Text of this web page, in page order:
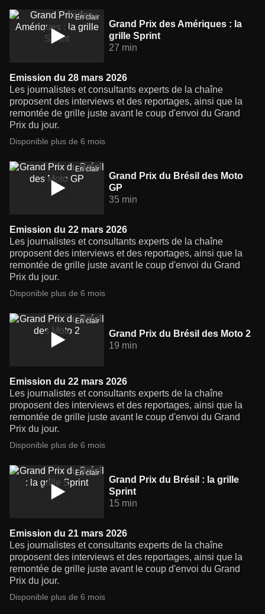
En clair
Grand Prix des Amériques : la
grille Sprint
27 min
Emission du 28 mars 2026
Les journalistes et consultants experts de la chaîne
proposent des interviews et des reportages, ainsi que la
remontée de grille juste avant le coup d'envoi du Grand
Prix du jour.
Disponible plus de 6 mois
En clair
Grand Prix du Brésil des Moto
GP
35 min
Emission du 22 mars 2026
Les journalistes et consultants experts de la chaîne
proposent des interviews et des reportages, ainsi que la
remontée de grille juste avant le coup d'envoi du Grand
Prix du jour.
Disponible plus de 6 mois
En clair
Grand Prix du Brésil des Moto 2
19 min
Emission du 22 mars 2026
Les journalistes et consultants experts de la chaîne
proposent des interviews et des reportages, ainsi que la
remontée de grille juste avant le coup d'envoi du Grand
Prix du jour.
Disponible plus de 6 mois
En clair
Grand Prix du Brésil : la grille
Sprint
15 min
Emission du 21 mars 2026
Les journalistes et consultants experts de la chaîne
proposent des interviews et des reportages, ainsi que la
remontée de grille juste avant le coup d'envoi du Grand
Prix du jour.
Disponible plus de 6 mois